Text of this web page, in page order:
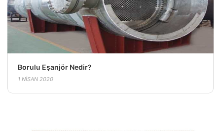
Borulu Eşanjör Nedir?
1 NISAN 2020